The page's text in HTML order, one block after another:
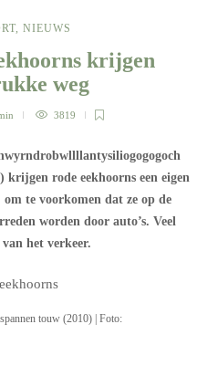
, NIEUWS
krijgen
weg
3819
) krijgen rode eekhoorns een eigen
te voorkomen dat ze op de
worden door auto’s. Veel
het verkeer.
touw (2010) | Foto: